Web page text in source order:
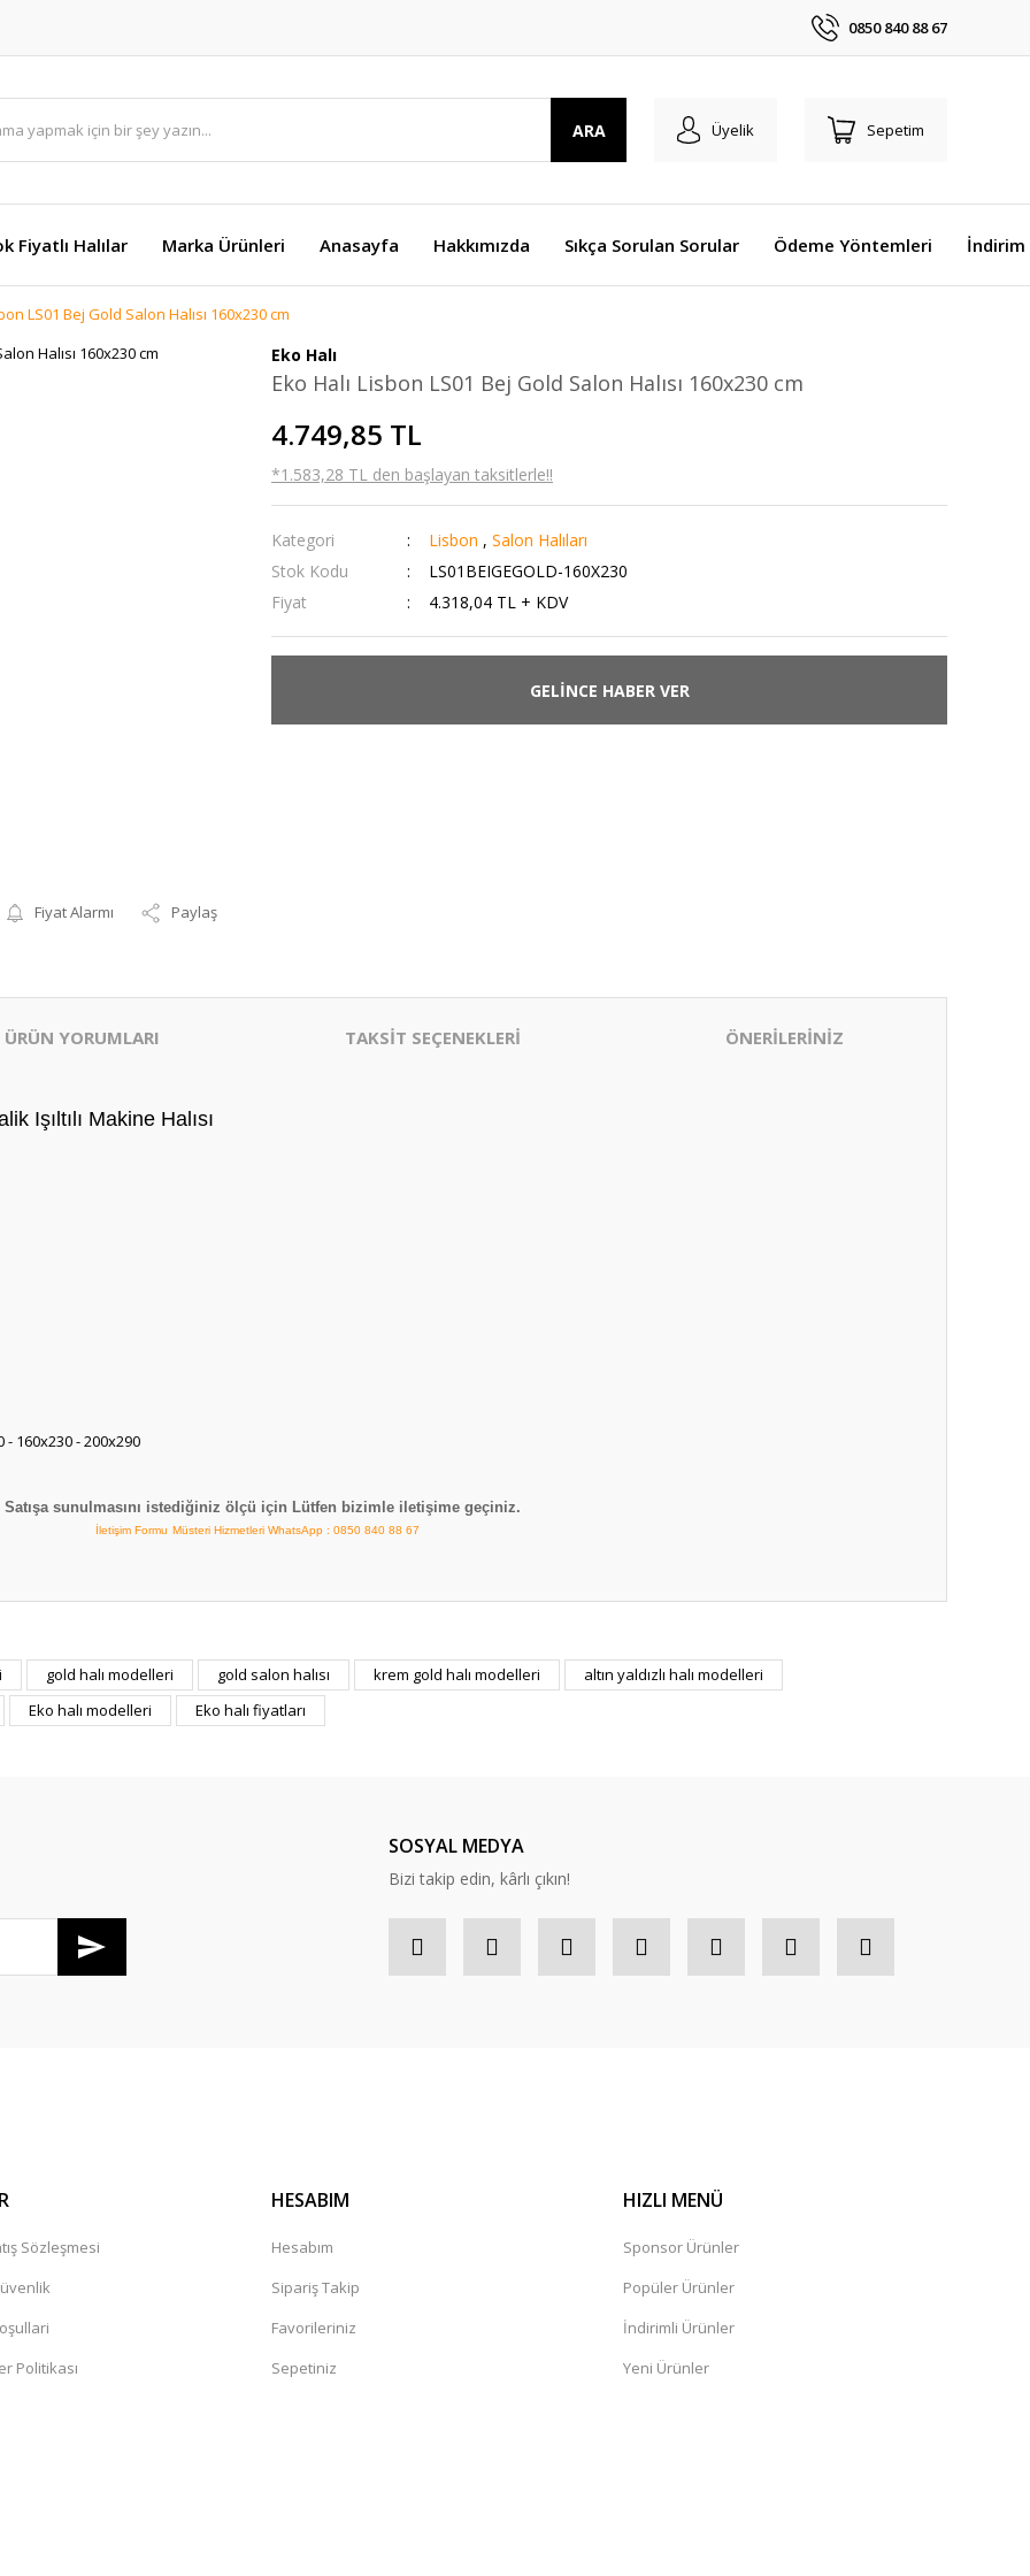
0850 840 88 67
ARA Üyelik Sepetim
Fiyatlı Halılar Marka Ürünleri Anasayfa Hakkımızda Sıkça Sorulan Sorular Ödeme Yöntemleri İndirim
LS01 Bej Gold Salon Halısı 160x230 cm
Fiyat Alarmı Paylaş
Eko Halı
Eko Halı Lisbon LS01 Bej Gold Salon Halısı 160x230 cm
4.749,85 TL
*1.583,28 TL den başlayan taksitlerle!!
Kategori Lisbon , Salon Halıları
Stok Kodu
LS01BEIGEGOLD-160X230
Fiyat
4.318,04 TL + KDV
GELİNCE HABER VER
ÜRÜN YORUMLARI TAKSİT SEÇENEKLERİ ÖNERİLERİNİZ
Işıltılı Makine Halısı
- 160x230 - 200x290
Satışa sunulmasını istediğiniz ölçü için Lütfen bizimle iletişime geçiniz.
İletişim Formu Müsteri Hizmetleri WhatsApp : 0850 840 88 67
Bu ürüne ilk yorumu siz yapın!
gold halı modelleri gold salon halısı krem gold halı modelleri
altın yaldızlı halı modelleri
Eko halı modelleri Eko halı fiyatları
SOSYAL MEDYA
Bizi takip edin, kârlı çıkın!
Sözleşmesi
Politikası
HESABIM
Hesabım
Sipariş Takip
Favorileriniz
Sepetiniz
HIZLI MENÜ
Sponsor Ürünler
Popüler Ürünler
İndirimli Ürünler
Yeni Ürünler